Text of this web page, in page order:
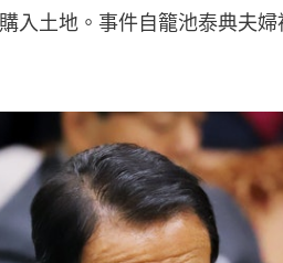
入土地。事件自籠池泰典夫婦